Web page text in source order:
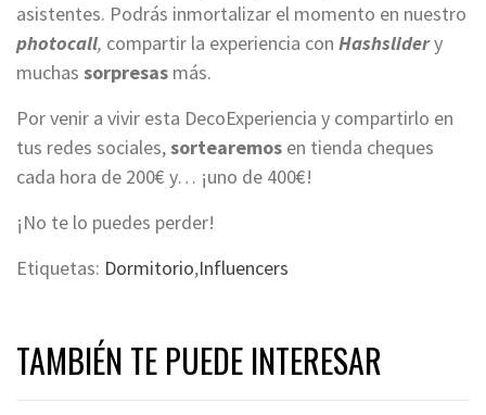
asistentes. Podrás inmortalizar el momento en nuestro
photocall, compartir la experiencia con Hashslidery
muchas sorpresas más.
Por venir a vivir esta DecoExperiencia y compartirlo en
tus redes sociales,sortearemos en tienda cheques
cada hora de 200€ y… ¡uno de 400€!
¡No te lo puedes perder!
Etiquetas: Dormitorio,Influencers
TAMBIÉN TE PUEDE INTERESAR